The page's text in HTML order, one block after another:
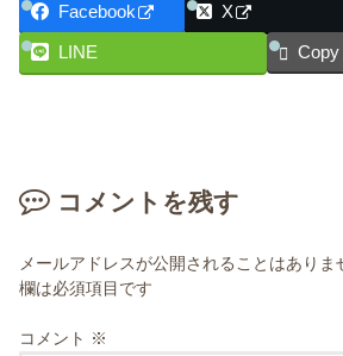
Facebook X
LINE Copy
コメントを残す
メールアドレスが公開されることはありま
欄は必須項目です
コメント ※